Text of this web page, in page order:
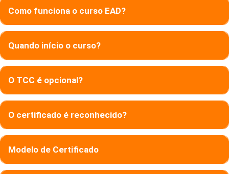
Como funciona o curso EAD?
Quando início o curso?
O TCC é opcional?
O certificado é reconhecido?
Modelo de Certificado